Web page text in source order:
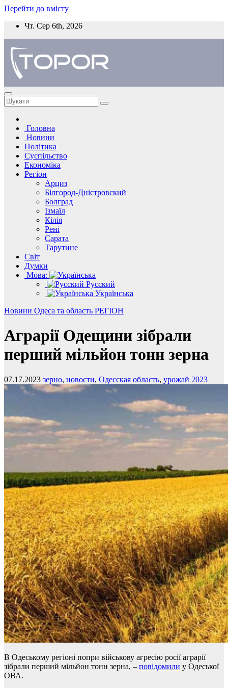
Перейти до вмісту
Чт. Сер 6th, 2026
Головна
Новини
Політика
Суспільство
Економіка
Регіон
Арциз
Білгород-Дністровский
Болград
Ізмаїл
Кілія
Рені
Сарата
Тарутине
Світ
Думки
Мова:
Русский
Українська
Новини Одеса та область РЕГІОН
Аграрії Одещини зібрали
перший мільйон тонн зерна
07.17.2023 зерно, новости, Одесская область, урожай 2023
В Одеському регіоні попри військову агресію росії аграрії
зібрали перший мільйон тонн зерна, – повідомили у Одеської
ОВА.